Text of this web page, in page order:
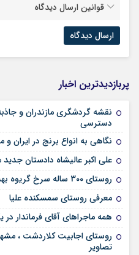
قوانین ارسال دیدگاه
پربازدیدترین اخبار
دسترسی
نگاهی به انواع برنج در ایران
علی‌ اکبر عالیشاه دادستان
روستای 300 ساله سرخ ‌گریوه بهشهر با اهالی کردستان + تصاویر
معرفی روستای سمسکنده علیا
همه ماجراهای آقای فرماندار در
روستای اجابیت کلاردشت ،
تصاویر